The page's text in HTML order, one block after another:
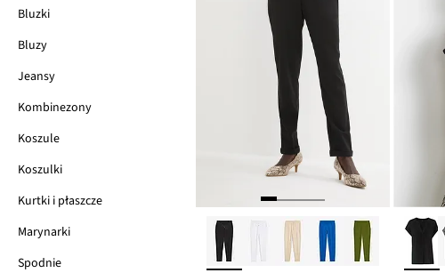
Bluzki
Bluzy
Jeansy
Kombinezony
Koszule
Koszulki
Kurtki i płaszcze
Marynarki
Spodnie